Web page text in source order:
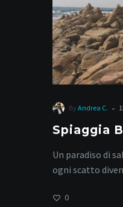
By Andrea C. -
Spiaggia
Un paradiso di
ogni scatto
0